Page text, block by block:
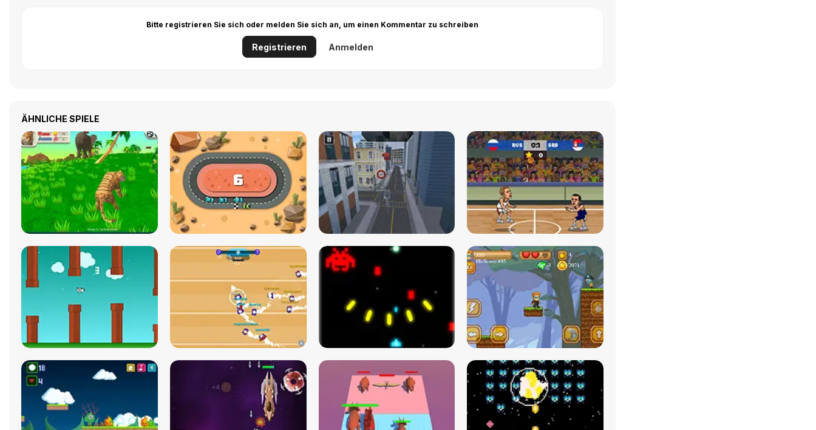
Bitte registrieren Sie sich oder melden Sie sich an, um einen Kommentar zu schreiben
Registrieren Anmelden
ÄHNLICHE SPIELE